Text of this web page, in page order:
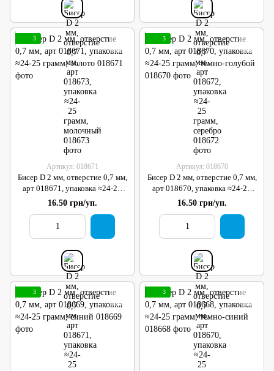
3
Артикул: 018671
Бисер D 2 мм, отверстие 0,7 мм,
арт 018671, упаковка ≈24-25
грамм, золото
16.50 грн/уп.
3
Артикул: 018670
Бисер D 2 мм, отверстие 0,7 мм,
арт 018670, упаковка ≈24-25
грамм, темно-голубой
16.50 грн/уп.
3 3